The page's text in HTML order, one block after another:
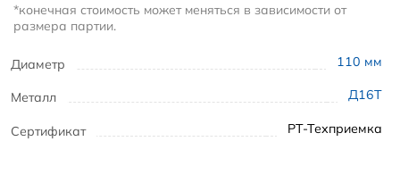
Диаметр 110 мм
Металл Д16Т
Сертификат РТ-Техприемка
*конечная стоимость может меняться в зависимости от
размера партии.